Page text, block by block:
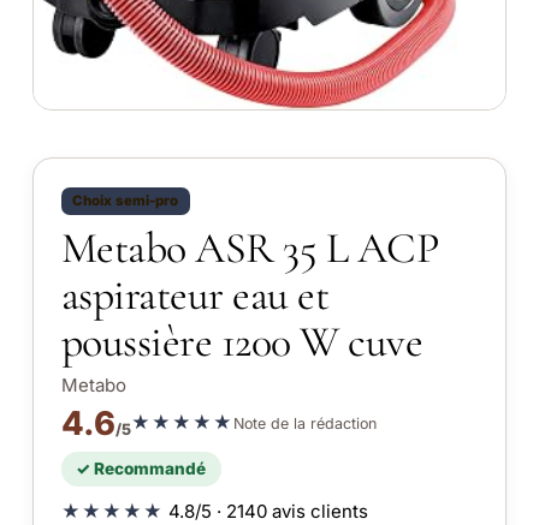
Choix semi-pro
Metabo ASR 35 L ACP
aspirateur eau et
poussière 1200 W cuve
Metabo
4.6/5★★★★★ Note de la rédaction
✓ Recommandé
★★★★★ 4.8/5 · 2140 avis clients